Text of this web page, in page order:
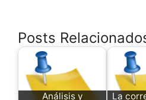
Posts
Análisis y
La